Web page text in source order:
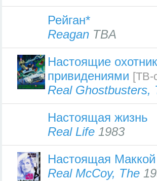
Рейган*
Reagan TBA
Настоящие
привидениями [ТВ-
Real Ghostbusters,
Настоящая жизнь
Real Life 1983
Настоящая Маккой
Real McCoy, The